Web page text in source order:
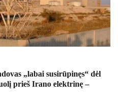
„labai susirūpinęs“ dėl
prieš Irano elektrinę –